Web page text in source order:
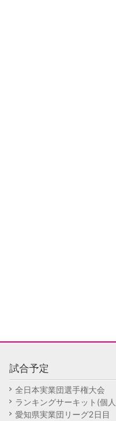
試合予定
全日本実業団選手権大会
ランキングサーキット(個
愛知県実業団リーグ2日目